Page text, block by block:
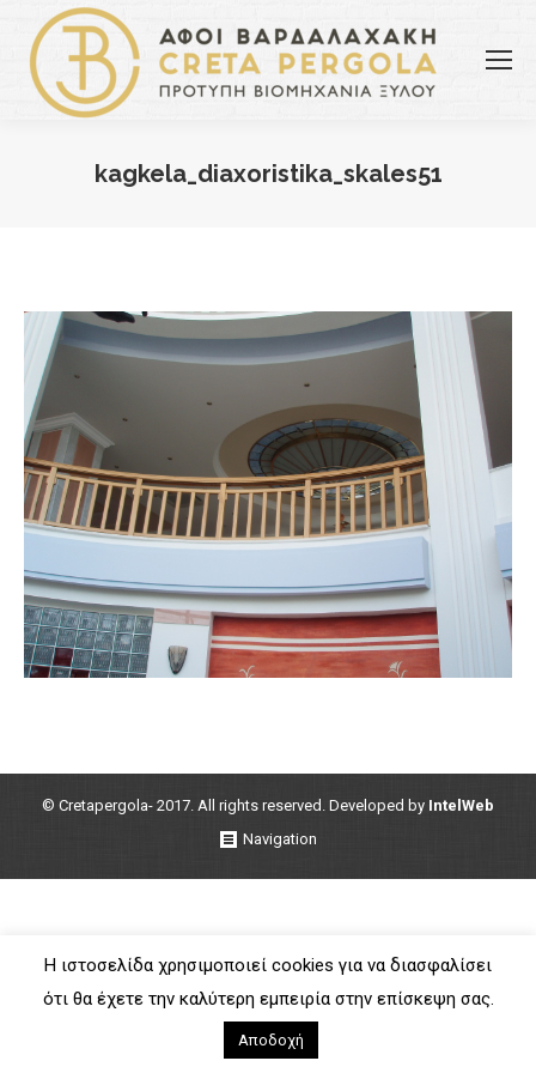
kagkela_diaxoristika_skales51
© Cretapergola- 2017. All rights reserved. Developed by IntelWeb
Navigation
Η ιστοσελίδα χρησιμοποιεί cookies για να διασφαλίσει
ότι θα έχετε την καλύτερη εμπειρία στην επίσκεψη σας.
Αποδοχή